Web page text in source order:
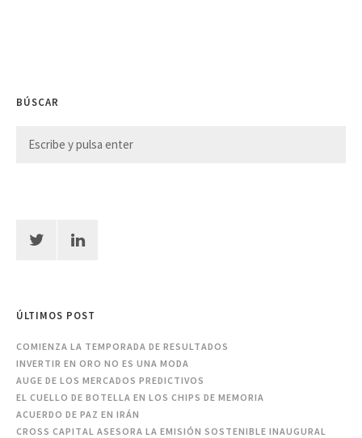
BÚSCAR
ÚLTIMOS POST
COMIENZA LA TEMPORADA DE RESULTADOS
INVERTIR EN ORO NO ES UNA MODA
AUGE DE LOS MERCADOS PREDICTIVOS
EL CUELLO DE BOTELLA EN LOS CHIPS DE MEMORIA
ACUERDO DE PAZ EN IRÁN
CROSS CAPITAL ASESORA LA EMISIÓN SOSTENIBLE INAUGURAL